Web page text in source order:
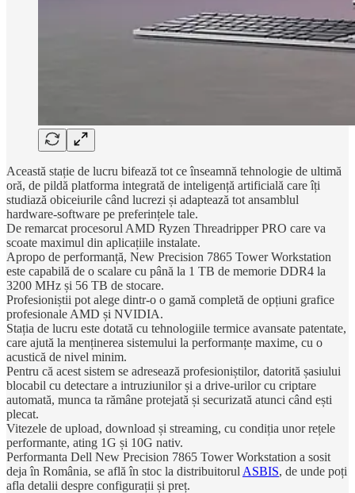
Această stație de lucru bifează tot ce înseamnă tehnologie de ultimă
oră, de pildă platforma integrată de inteligență artificială care îți
studiază obiceiurile când lucrezi și adaptează tot ansamblul
hardware-software pe preferințele tale.
De remarcat procesorul AMD Ryzen Threadripper PRO care va
scoate maximul din aplicațiile instalate.
Apropo de performanță, New Precision 7865 Tower Workstation
este capabilă de o scalare cu până la 1 TB de memorie DDR4 la
3200 MHz și 56 TB de stocare.
Profesioniștii pot alege dintr-o o gamă completă de opțiuni grafice
profesionale AMD și NVIDIA.
Stația de lucru este dotată cu tehnologiile termice avansate patentate,
care ajută la menținerea sistemului la performanțe maxime, cu o
acustică de nivel minim.
Pentru că acest sistem se adresează profesioniștilor, datorită șasiului
blocabil cu detectare a intruziunilor și a drive-urilor cu criptare
automată, munca ta rămâne protejată și securizată atunci când ești
plecat.
Vitezele de upload, download și streaming, cu condiția unor rețele
performante, ating 1G și 10G nativ.
Performanta Dell New Precision 7865 Tower Workstation a sosit
deja în România, se află în stoc la distribuitorul ASBIS, de unde poți
afla detalii despre configurații și preț.